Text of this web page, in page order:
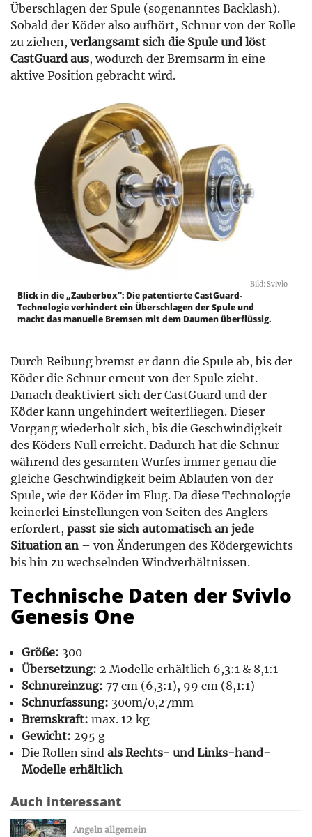
Überschlagen der Spule (sogenanntes Backlash).
Sobald der Köder also aufhört, Schnur von der Rolle
zu ziehen, verlangsamt sich die Spule und löst
CastGuard aus, wodurch der Bremsarm in eine
aktive Position gebracht wird.
Bild: Svivlo
Blick in die „Zauberbox“: Die patentierte CastGuard-
Technologie verhindert ein Überschlagen der Spule und
macht das manuelle Bremsen mit dem Daumen überflüssig.
Durch Reibung bremst er dann die Spule ab, bis der
Köder die Schnur erneut von der Spule zieht.
Danach deaktiviert sich der CastGuard und der
Köder kann ungehindert weiterfliegen. Dieser
Vorgang wiederholt sich, bis die Geschwindigkeit
des Köders Null erreicht. Dadurch hat die Schnur
während des gesamten Wurfes immer genau die
gleiche Geschwindigkeit beim Ablaufen von der
Spule, wie der Köder im Flug. Da diese Technologie
keinerlei Einstellungen von Seiten des Anglers
erfordert, passt sie sich automatisch an jede
Situation an – von Änderungen des Ködergewichts
bis hin zu wechselnden Windverhältnissen.
Technische Daten der Svivlo
Genesis One
Größe: 300
Übersetzung: 2 Modelle erhältlich 6,3:1 & 8,1:1
Schnureinzug: 77 cm (6,3:1), 99 cm (8,1:1)
Schnurfassung: 300m/0,27mm
Bremskraft: max. 12 kg
Gewicht: 295 g
Die Rollen sind als Rechts- und Links-hand-
Modelle erhältlich
Auch interessant
Angeln allgemein